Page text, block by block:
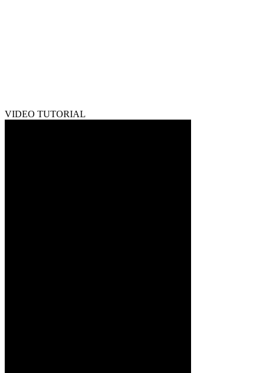
VIDEO TUTORIAL